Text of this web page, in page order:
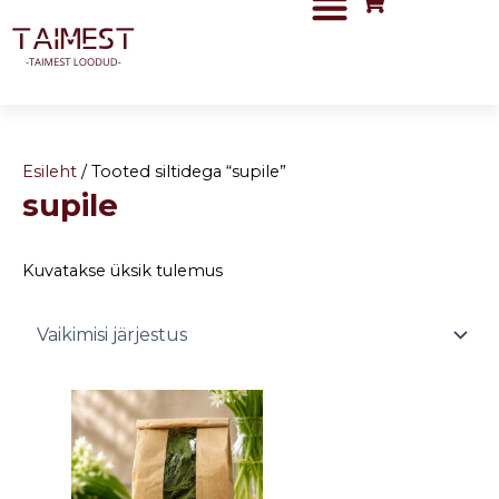
content
Esileht / Tooted siltidega “supile”
supile
Kuvatakse üksik tulemus
Price
range:
1,50 €
through
3,00 €
This
product
has
multiple